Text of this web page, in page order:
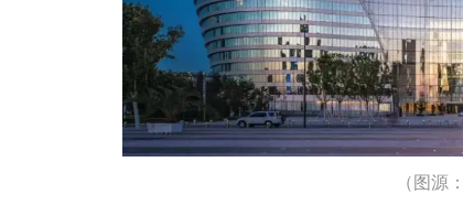
（图源